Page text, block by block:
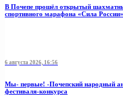
В Почепе прошёл открытый
спортивного марафона «Сила России»
6 августа 2026, 16:56
Мы- первые! -Почепский народный
фестиваля-конкурса